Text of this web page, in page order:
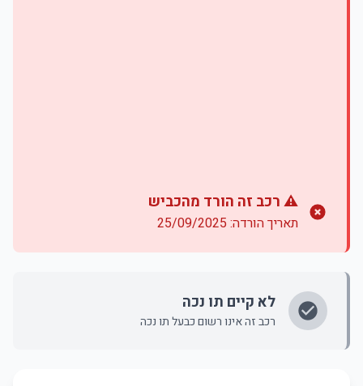
⚠️ רכב זה הורד מהכביש
תאריך הורדה: 25/09/2025
לא קיים תו נכה
רכב זה אינו רשום כבעל תו נכה